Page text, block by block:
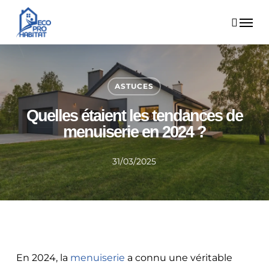
main
Menu
ASTUCES
Quelles étaient les tendances de
menuiserie en 2024 ?
31/03/2025
En 2024, la menuiserie a connu une véritable